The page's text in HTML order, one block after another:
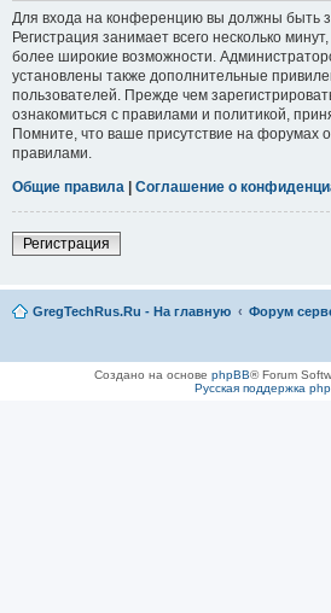
Для входа на конференцию вы должны быть
Регистрация занимает всего несколько
более широкие возможности.
установлены также дополнительные
пользователей. Прежде чем
ознакомиться с правилами и политикой,
Помните, что ваше присутствие на форумах
правилами.
Общие правила | Соглашение о
Регистрация
GregTechRus.Ru - На главную Форум
Создано на основе phpBB® Forum
Русская поддержка